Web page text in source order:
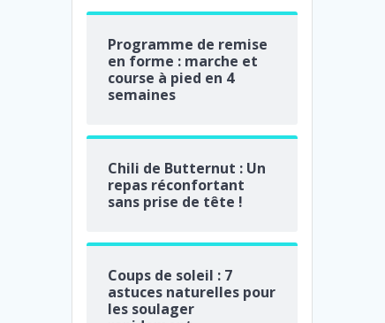
Programme de remise
en forme : marche et
course à pied en 4
semaines
Chili de Butternut : Un
repas réconfortant
sans prise de tête !
Coups de soleil : 7
astuces naturelles pour
les soulager